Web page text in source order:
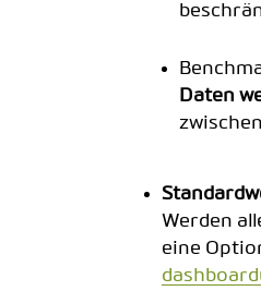
Daten
Werden
eine